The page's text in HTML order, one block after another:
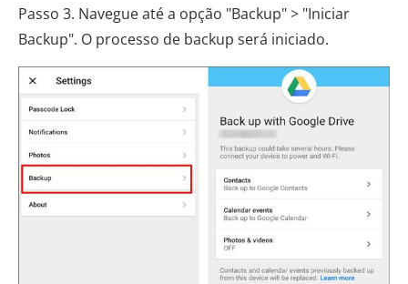
Passo 3. Navegue até a opção "Backup" > "Iniciar
Backup". O processo de backup será iniciado.